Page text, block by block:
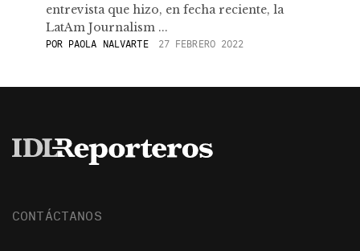
entrevista que hizo, en fecha reciente, la
LatAm Journalism ...
PORPAOLA NALVARTE 27 FEBRERO 2022
CONTÁCTANOS